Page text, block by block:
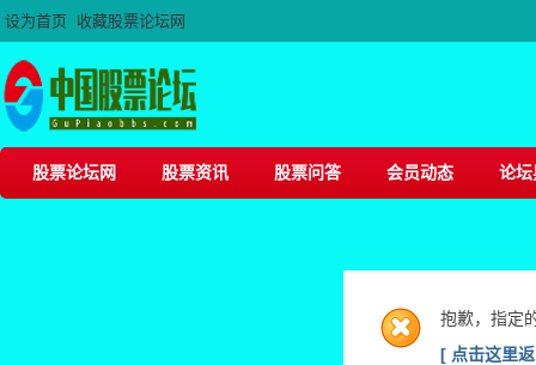
设为首页 收藏股票论坛网
股票论坛网 股票资讯 股票问答 会员动态 论坛
抱歉，指定
[ 点击这里